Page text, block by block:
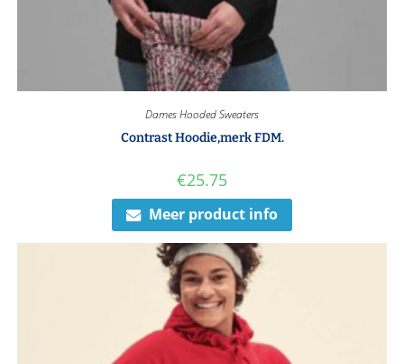
Dames Hooded Sweaters
Contrast Hoodie,merk FDM.
€25.75
Meer product info